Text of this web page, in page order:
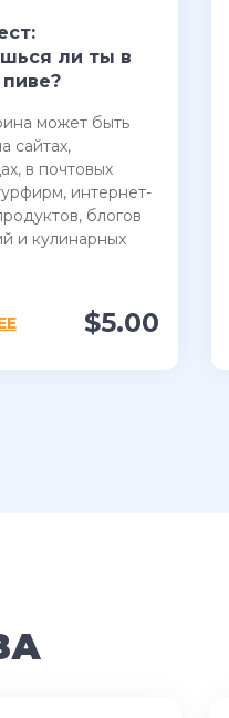
ли ты в
может быть
сайтах,
в почтовых
интернет-
блогов
и кулинарных
$5.00